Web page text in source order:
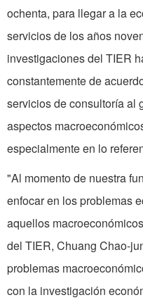
ochenta, para llegar a la
servicios de los años
investigaciones del TIER
constantemente de
servicios de consul­toría al
aspectos
especialmen­te en lo
"Al momento de nuestra
enfocar en los problemas
aquellos
del TIER, Chuang Chao­-
problemas
con la investigación